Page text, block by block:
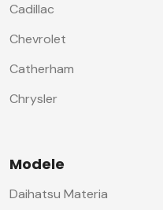
Cadillac
Chevrolet
Catherham
Chrysler
Modele
Daihatsu Materia